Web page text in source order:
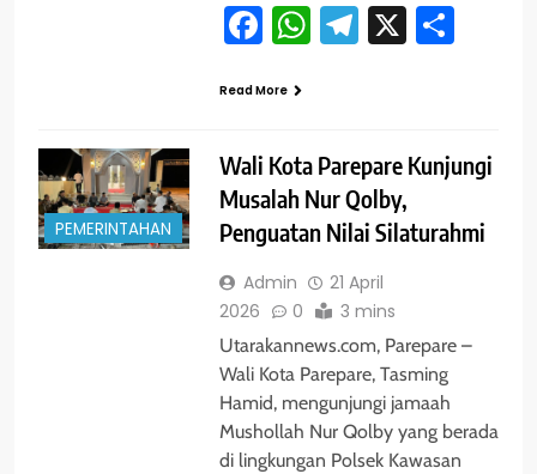
Facebook
WhatsApp
Telegram
X
Read More
PEMERINTAHAN
Wali Kota Parepare Kunjungi
Musalah Nur Qolby,
Penguatan Nilai Silaturahmi
Admin
21 April
2026
0 3 mins
Utarakannews.com, Parepare –
Wali Kota Parepare, Tasming
Hamid, mengunjungi jamaah
Mushollah Nur Qolby yang berada
di lingkungan Polsek Kawasan